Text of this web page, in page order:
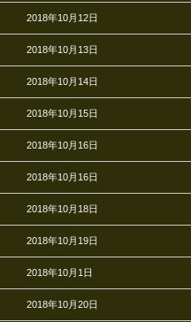
2018年10月12日
2018年10月13日
2018年10月14日
2018年10月15日
2018年10月16日
2018年10月16日
2018年10月18日
2018年10月19日
2018年10月1日
2018年10月20日